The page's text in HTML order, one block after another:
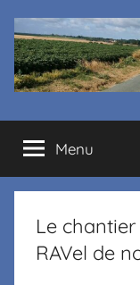
Cyclo
club
La
Margelle
Menu
Le
RAVel de